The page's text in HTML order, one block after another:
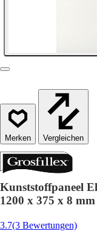
Vergleichen
Kunststoffpaneel
1200 x 375 x 8 mm
3.7(3 Bewertungen)